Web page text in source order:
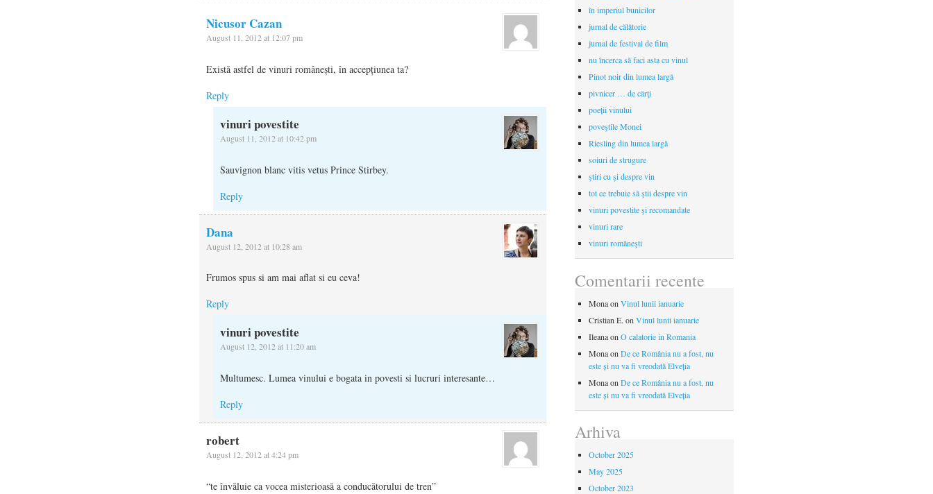
Nicusor Cazan
August 11, 2012 at 12:07 pm
Există astfel de vinuri românești, în accepțiunea ta?
Reply
vinuri povestite
August 11, 2012 at 10:42 pm
Sauvignon blanc vitis vetus Prince Stirbey.
Reply
Dana
August 12, 2012 at 10:28 am
Frumos spus si am mai aflat si eu ceva!
Reply
vinuri povestite
August 12, 2012 at 11:20 am
Multumesc. Lumea vinului e bogata in povesti si lucruri interesante…
Reply
robert
August 12, 2012 at 4:24 pm
“te învăluie ca vocea misterioasă a conducătorului de tren”
în imperiul bunicilor
jurnal de călătorie
jurnal de festival de film
nu încerca să faci asta cu vinul
Pinot noir din lumea largă
pivnicer … de cărţi
poeții vinului
poveştile Monei
Riesling din lumea largă
soiuri de strugure
ştiri cu şi despre vin
tot ce trebuie să ştii despre vin
vinuri povestite şi recomandate
vinuri rare
vinuri româneşti
Comentarii recente
Monaon Vinul lunii ianuarie
Cristian E. on Vinul lunii ianuarie
Ileanaon O calatorie in Romania
Monaon De ce România nu a fost, nu
este și nu va fi vreodată Elveția
Monaon De ce România nu a fost, nu
este și nu va fi vreodată Elveția
Arhiva
October 2025
May 2025
October 2023